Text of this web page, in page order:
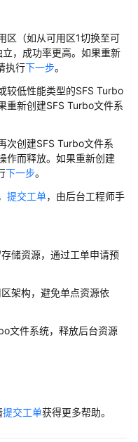
区（如从可用区1切换至可
，成功率更高。如果重新
执行下一步。
较低性能类型的SFS Turbo
重新创建SFS Turbo文件系
次创建SFS Turbo文件系
作而释放。如果重新创建
下一步。
提交工单，由后台工程师手
储资源，通过工单申请预
架构，避免单点资源依
文件系统，释放后台资源
提交工单获得更多帮助。